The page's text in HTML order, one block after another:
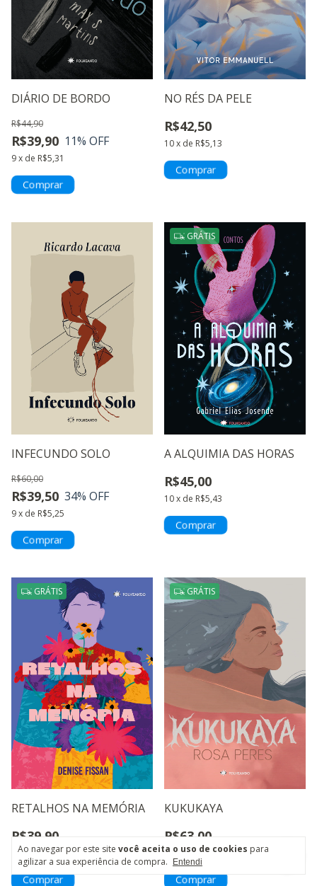
Ao navegar por este site você aceita o uso de cookies para
agilizar a sua experiência de compra.
Entendi
DIÁRIO DE BORDO
R$39,90
R$44,90
11% OFF
9x de R$5,31
NO RÉS DA PELE
R$42,50
10x de R$5,13
INFECUNDO SOLO
R$39,50
R$60,00
34% OFF
9x de R$5,25
GRÁTIS
A ALQUIMIA DAS HORAS
R$45,00
10x de R$5,43
GRÁTIS
RETALHOS NA MEMÓRIA
R$39,90
xdeR$5,31
GRÁTIS
KUKUKAYA
R$63,00
12xdeR$6,41